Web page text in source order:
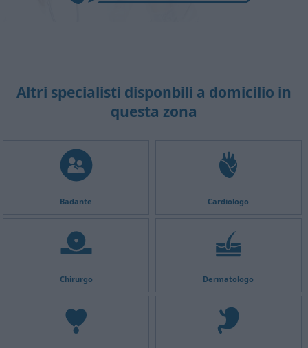
Altri specialisti disponbili a domicilio in
questa zona
Badante Cardiologo
Chirurgo Dermatologo